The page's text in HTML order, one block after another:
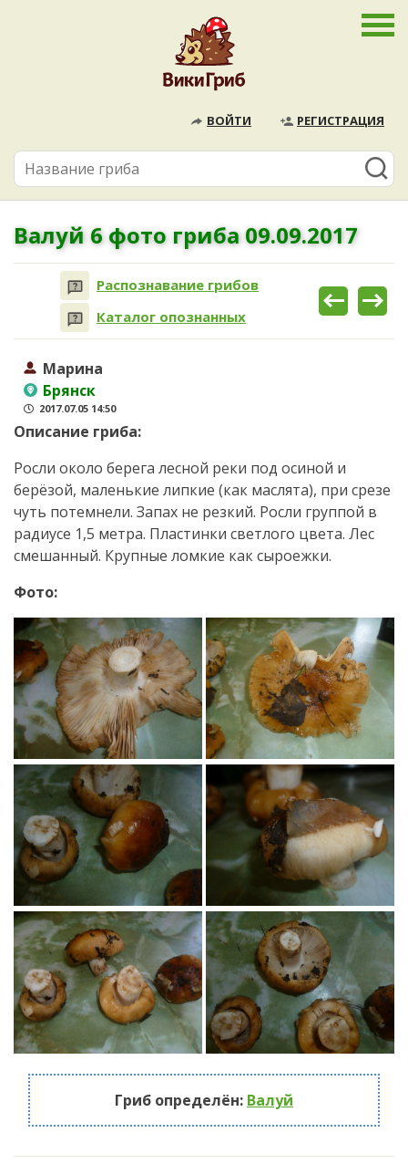
ВОЙТИ РЕГИСТРАЦИЯ
Валуй 6 фото гриба 09.09.2017
Распознавание грибов
Каталог опознанных
Марина
Брянск
2017.07.05 14:50
Описание гриба:
Росли около берега лесной реки под осиной и
берёзой, маленькие липкие (как маслята), при срезе
чуть потемнели. Запах не резкий. Росли группой в
радиусе 1,5 метра. Пластинки светлого цвета. Лес
смешанный. Крупные ломкие как сыроежки.
Фото:
Гриб определён: Валуй